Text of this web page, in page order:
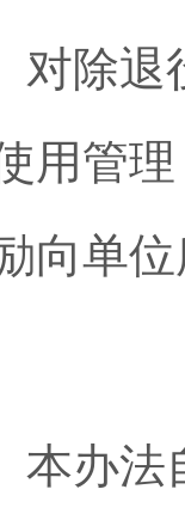
退役
用管
向单
法